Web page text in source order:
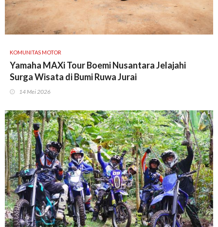
KOMUNITAS MOTOR
Yamaha MAXi Tour Boemi Nusantara Jelajahi
Surga Wisata di Bumi Ruwa Jurai
14 Mei 2026